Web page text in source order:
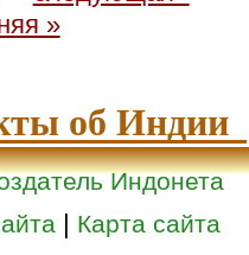
»
об Индии
Индонета
| Карта сайта